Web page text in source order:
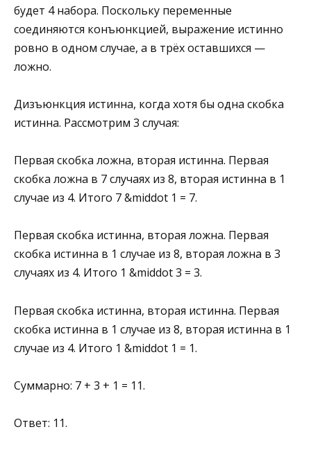
будет 4 набора. Поскольку переменные
соединяются конъюнкцией, выражение истинно
ровно в одном случае, а в трёх оставшихся —
ложно.
Дизъюнкция истинна, когда хотя бы одна скобка
истинна. Рассмотрим 3 случая:
Первая скобка ложна, вторая истинна. Первая
скобка ложна в 7 случаях из 8, вторая истинна в 1
случае из 4. Итого 7 &middot 1 = 7.
Первая скобка истинна, вторая ложна. Первая
скобка истинна в 1 случае из 8, вторая ложна в 3
случаях из 4. Итого 1 &middot 3 = 3.
Первая скобка истинна, вторая истинна. Первая
скобка истинна в 1 случае из 8, вторая истинна в 1
случае из 4. Итого 1 &middot 1 = 1.
Суммарно: 7 + 3 + 1 = 11.
Ответ: 11.